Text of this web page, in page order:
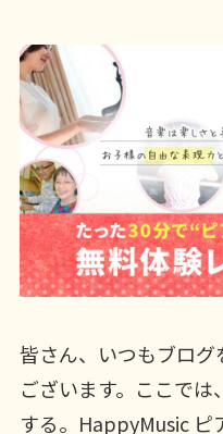
皆さん、いつもブロ
ございます。ここで
する。HappyMusic ピ